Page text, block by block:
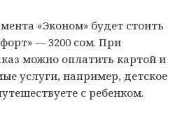
«Эконом» будет стоить
— 3200 сом. При
можно оплатить картой и
услуги, например, детское
с ребенком.